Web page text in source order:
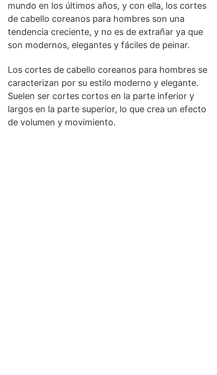
mundo en los últimos años, y con ella, los cortes
de cabello coreanos para hombres son una
tendencia creciente, y no es de extrañar ya que
son modernos, elegantes y fáciles de peinar.
Los cortes de cabello coreanos para hombres se
caracterizan por su estilo moderno y elegante.
Suelen ser cortes cortos en la parte inferior y
largos en la parte superior, lo que crea un efecto
de volumen y movimiento.